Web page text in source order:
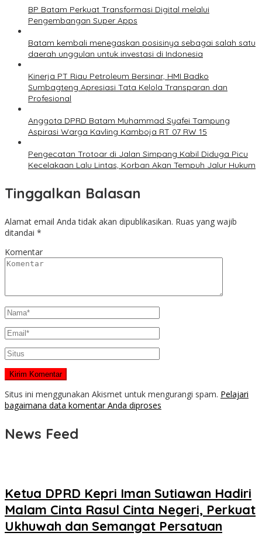
BP Batam Perkuat Transformasi Digital melalui
Pengembangan Super Apps
Batam kembali menegaskan posisinya sebagai salah satu
daerah unggulan untuk investasi di Indonesia
Kinerja PT Riau Petroleum Bersinar, HMI Badko
Sumbagteng Apresiasi Tata Kelola Transparan dan
Profesional
Anggota DPRD Batam Muhammad Syafei Tampung
Aspirasi Warga Kavling Kamboja RT 07 RW 15
Pengecatan Trotoar di Jalan Simpang Kabil Diduga Picu
Kecelakaan Lalu Lintas, Korban Akan Tempuh Jalur Hukum
Tinggalkan Balasan
Alamat email Anda tidak akan dipublikasikan. Ruas yang wajib
ditandai *
Komentar
Situs ini menggunakan Akismet untuk mengurangi spam. Pelajari
bagaimana data komentar Anda diproses
News Feed
Ketua DPRD Kepri Iman Sutiawan Hadiri
Malam Cinta Rasul Cinta Negeri, Perkuat
Ukhuwah dan Semangat Persatuan